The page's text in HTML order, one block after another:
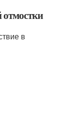
отмостки
в